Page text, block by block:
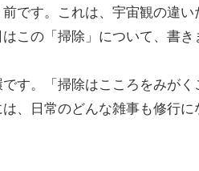
です。これは、宇宙観の違
この「掃除」について、書き
す。「掃除はこころをみが
、日常のどんな雑事も修行